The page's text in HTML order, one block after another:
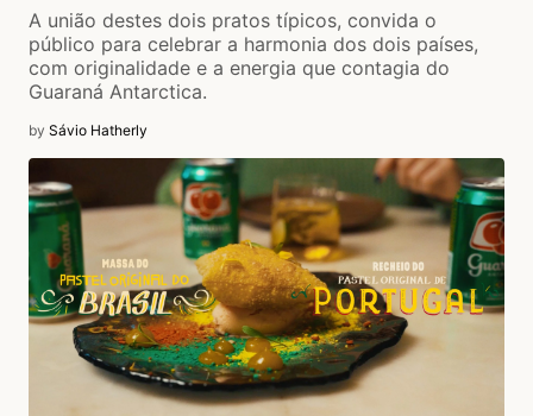
A união destes dois pratos típicos, convida o
público para celebrar a harmonia dos dois países,
com originalidade e a energia que contagia do
Guaraná Antarctica.
by Sávio Hatherly